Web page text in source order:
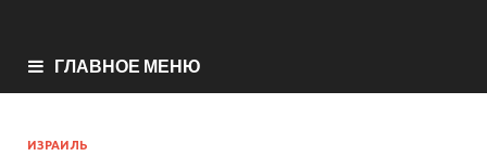
ГЛАВНОЕ МЕНЮ
ИЗРАИЛЬ